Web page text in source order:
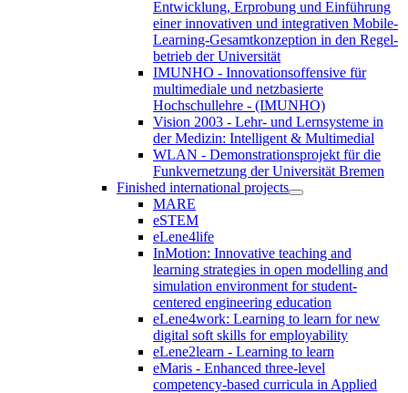
Entwicklung, Erprobung und Einführung
einer innovativen und integrativen Mobile-
Learning-Gesamtkonzeption in den Regel-
betrieb der Universität
IMUNHO - Innovationsoffensive für
multimediale und netzbasierte
Hochschullehre - (IMUNHO)
Vision 2003 - Lehr- und Lernsysteme in
der Medizin: Intelligent & Multimedial
WLAN - Demonstrationsprojekt für die
Funkvernetzung der Universität Bremen
Finished international projects
MARE
eSTEM
eLene4life
InMotion: Innovative teaching and
learning strategies in open modelling and
simulation environment for student-
centered engineering education
eLene4work: Learning to learn for new
digital soft skills for employability
eLene2learn - Learning to learn
eMaris - Enhanced three-level
competency-based curricula in Applied